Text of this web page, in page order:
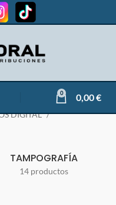
0 0,00€
DIGITAL
TAMPOGRAFÍA
14 productos